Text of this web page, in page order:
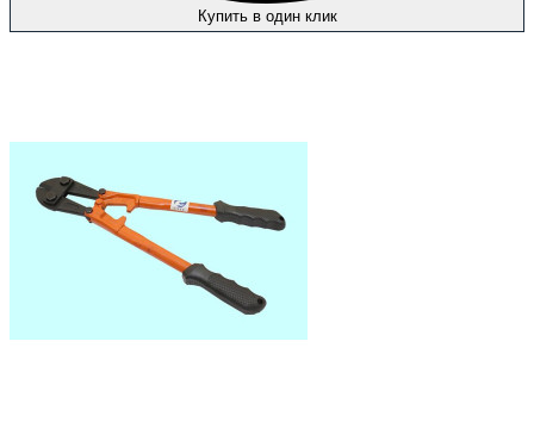
Купить в один клик